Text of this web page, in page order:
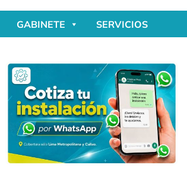
GABINETE SERVICIOS